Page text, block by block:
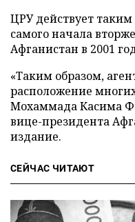
ЦРУ действует таким
самого начала
Афганистан в 2001
«Таким образом,
расположение
Мохаммада Касима
вице-президента
издание.
СЕЙЧАС ЧИТАЮТ